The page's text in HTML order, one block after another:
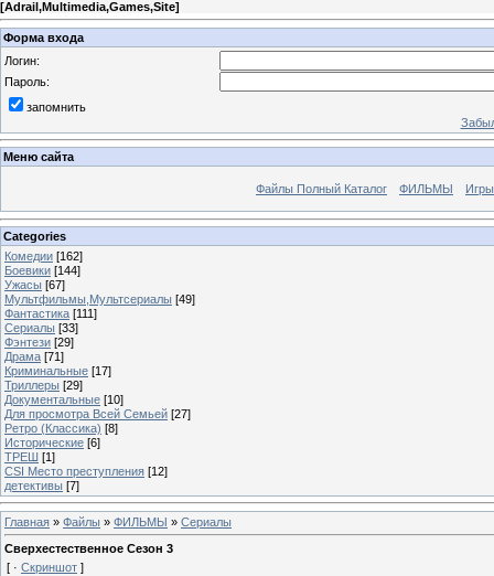
[Adrail,Multimedia,Games,Site]
Форма входа
Логин:
Пароль:
запомнить
Меню сайта
Файлы Полный Каталог ФИЛЬМЫ
Categories
Комедии [162]
Боевики [144]
Ужасы [67]
Мультфильмы,Мультсериалы [49]
Фантастика [111]
Сериалы [33]
Фэнтези [29]
Драма [71]
Криминальные [17]
Триллеры [29]
Документальные [10]
Для просмотра Всей Семьей [27]
Ретро (Классика) [8]
Исторические [6]
ТРЕШ [1]
CSI Место преступления [12]
детективы [7]
Главная » Файлы » ФИЛЬМЫ » Сериалы
Сверхестественное Сезон 3
[ · Скриншот ]